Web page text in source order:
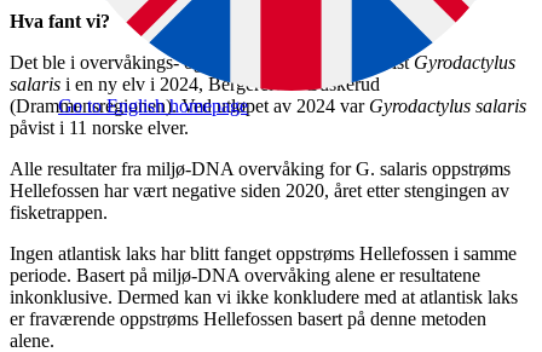
Go to English homepage
Hva fant vi?
Det ble i overvåkings- og kontrollprogrammet påvistGyrodactylus
salaris i en ny elv i 2024, Bergerelva i Buskerud
(Drammensregionen). Ved utløpet av 2024 var Gyrodactylus salaris
påvist i 11 norske elver.
Alle resultater fra miljø-DNA overvåking for G. salaris oppstrøms
Hellefossen har vært negative siden 2020, året etter stengingen av
fisketrappen.
Ingen atlantisk laks har blitt fanget oppstrøms Hellefossen i samme
periode. Basert på miljø-DNA overvåking alene er resultatene
inkonklusive. Dermed kan vi ikke konkludere med at atlantisk laks
er fraværende oppstrøms Hellefossen basert på denne metoden
alene.